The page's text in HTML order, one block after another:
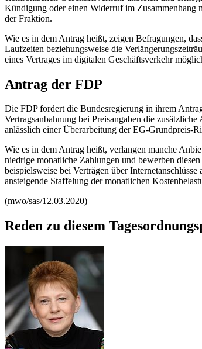
Kündigung oder einen Widerruf im Zusammenhang
der Fraktion.
Wie es in dem Antrag heißt, zeigen Befragungen,
Laufzeiten beziehungsweise die
eines Vertrages im digitalen Geschäftsverkehr
Antrag der FDP
Die FDP fordert die Bundesregierung in ihrem
Vertragsanbahnung bei Preisangaben die
anlässlich einer Überarbeitung der EG-Grundpreis-
Wie es in dem Antrag heißt, verlangen manche
niedrige monatliche Zahlungen und bewerben
beispielsweise bei Verträgen über
ansteigende Staffelung der monatlichen
(mwo/sas/12.03.2020)
Reden zu diesem